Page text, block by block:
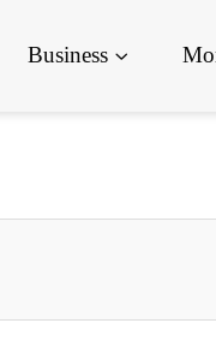
Business